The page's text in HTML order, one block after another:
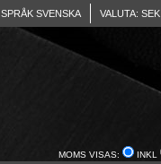
SPRÅK SVENSKA VALUTA: SEK
MOMS VISAS: INKL